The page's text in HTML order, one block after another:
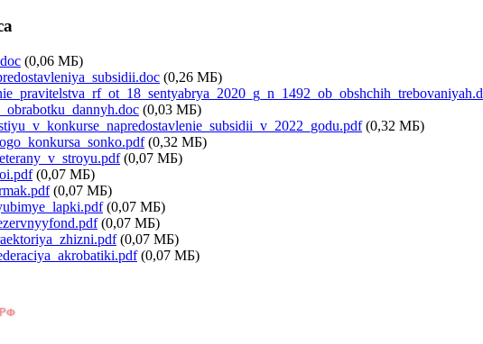
(0,06 МБ)
(0,26 МБ)
(0,03 МБ)
(0,32 МБ)
(0,32 МБ)
(0,07 МБ)
(0,07 МБ)
(0,07 МБ)
(0,07 МБ)
(0,07 МБ)
(0,07 МБ)
(0,07 МБ)